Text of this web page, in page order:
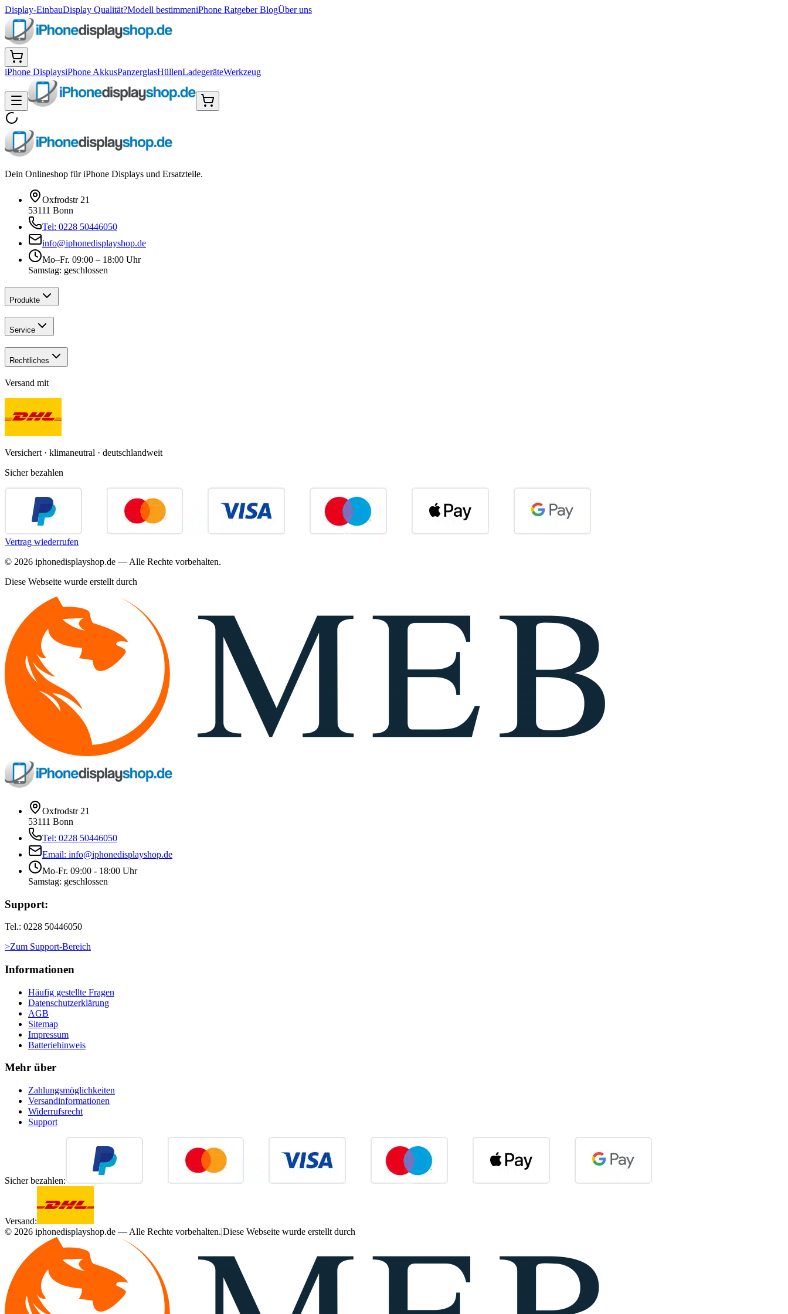
Display-EinbauDisplay Qualität?Modell bestimmeniPhone Ratgeber BlogÜber uns
iPhone DisplaysiPhone AkkusPanzerglasHüllenLadegeräteWerkzeug
Dein Onlineshop für iPhone Displays und Ersatzteile.
Oxfrodstr 21
53111 Bonn
Tel: 0228 50446050
info@iphonedisplayshop.de
Mo–Fr. 09:00 – 18:00 Uhr
Samstag: geschlossen
Produkte
Service
Rechtliches
Versand mit
Versichert · klimaneutral · deutschlandweit
Sicher bezahlen
Vertrag wiederrufen
© 2026 iphonedisplayshop.de — Alle Rechte vorbehalten.
Diese Webseite wurde erstellt durch
Oxfrodstr 21
53111 Bonn
Tel: 0228 50446050
Email: info@iphonedisplayshop.de
Mo-Fr. 09:00 - 18:00 Uhr
Samstag: geschlossen
Support:
Tel.: 0228 50446050
>Zum Support-Bereich
Informationen
Häufig gestellte Fragen
Datenschutzerklärung
AGB
Sitemap
Impressum
Batteriehinweis
Mehr über
Zahlungsmöglichkeiten
Versandinformationen
Widerrufsrecht
Support
Sicher bezahlen:
Versand:
© 2026 iphonedisplayshop.de — Alle Rechte vorbehalten.|Diese Webseite wurde erstellt durch